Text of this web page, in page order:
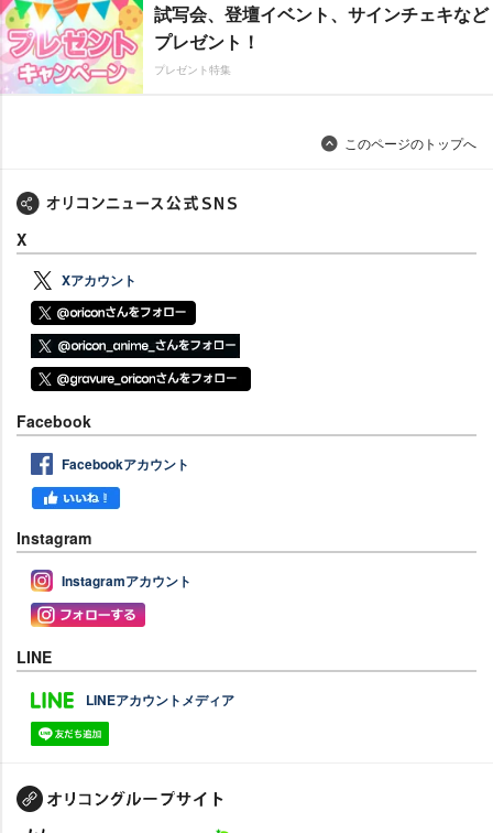
試写会、登壇イベント、サインチェキなど
プレゼント！
プレゼント特集
このページのトップへ
X
Xアカウント
Facebook
Facebookアカウント
Instagram
Instagramアカウント
LINE
LINEアカウントメディア